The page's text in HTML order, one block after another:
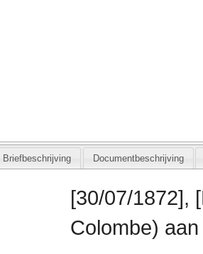
Briefbeschrijving Documentbeschrijving
[30/07/1872],
Colombe)